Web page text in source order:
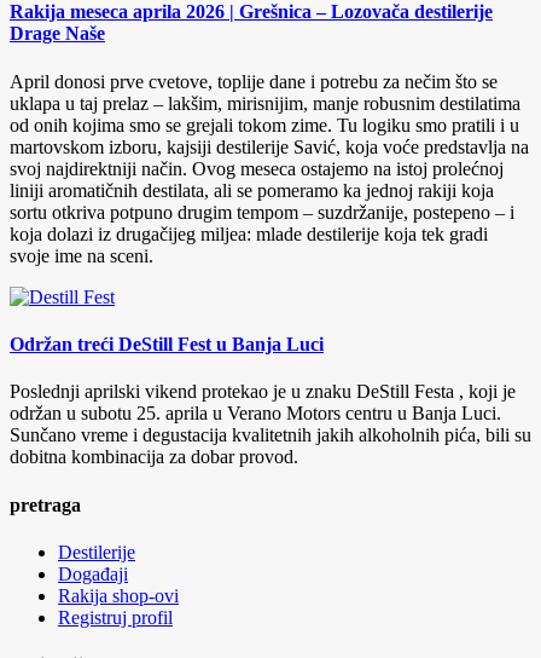
Rakija meseca aprila 2026 | Grešnica – Lozovača destilerije
Drage Naše
April donosi prve cvetove, toplije dane i potrebu za nečim što se
uklapa u taj prelaz – lakšim, mirisnijim, manje robusnim destilatima
od onih kojima smo se grejali tokom zime. Tu logiku smo pratili i u
martovskom izboru, kajsiji destilerije Savić, koja voće predstavlja na
svoj najdirektniji način. Ovog meseca ostajemo na istoj prolećnoj
liniji aromatičnih destilata, ali se pomeramo ka jednoj rakiji koja
sortu otkriva potpuno drugim tempom – suzdržanije, postepeno – i
koja dolazi iz drugačijeg miljea: mlade destilerije koja tek gradi
svoje ime na sceni.
Održan treći DeStill Fest u Banja Luci
Poslednji aprilski vikend protekao je u znaku DeStill Festa , koji je
održan u subotu 25. aprila u Verano Motors centru u Banja Luci.
Sunčano vreme i degustacija kvalitetnih jakih alkoholnih pića, bili su
dobitna kombinacija za dobar provod.
pretraga
Destilerije
Događaji
Rakija shop-ovi
Registruj profil